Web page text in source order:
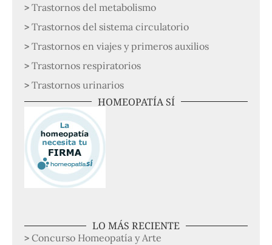
Trastornos del metabolismo
Trastornos del sistema circulatorio
Trastornos en viajes y primeros auxilios
Trastornos respiratorios
Trastornos urinarios
HOMEOPATÍA SÍ
LO MÁS RECIENTE
Concurso Homeopatía y Arte